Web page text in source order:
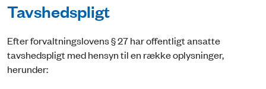
Tavshedspligt
Efter forvaltningslovens § 27 har offentligt ansatte
tavshedspligt med hensyn til en række oplysninger,
herunder: